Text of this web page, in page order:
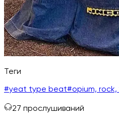
Теги
#yeat type beat#opium, rock,
27 прослушиваний